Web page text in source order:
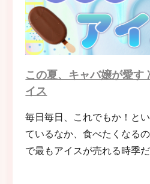
この夏、キャバ嬢が愛す
イス
毎日毎日、これでもか！と
ているなか、食べたくなる
で最もアイスが売れる時季